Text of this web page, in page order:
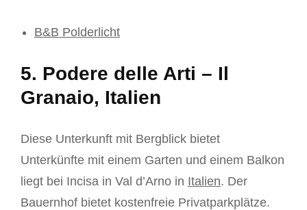
B&B Polderlicht
5. Podere delle Arti – Il
Granaio, Italien
Diese Unterkunft mit Bergblick bietet
Unterkünfte mit einem Garten und einem Balkon
liegt bei Incisa in Val d’Arno in Italien. Der
Bauernhof bietet kostenfreie Privatparkplätze.